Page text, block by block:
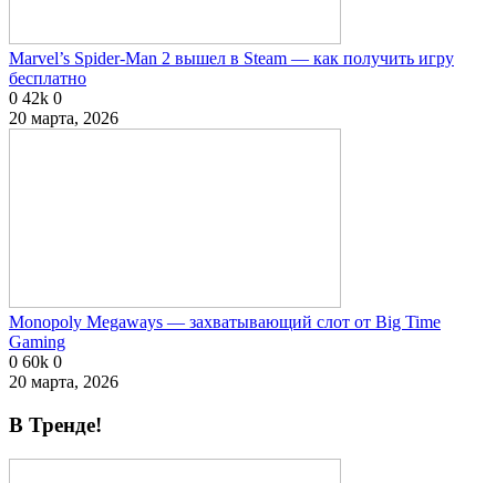
Marvel’s Spider-Man 2 вышел в Steam — как получить игру
бесплатно
0 42k 0
20 марта, 2026
Monopoly Megaways — захватывающий слот от Big Time
Gaming
0 60k 0
20 марта, 2026
В Тренде!